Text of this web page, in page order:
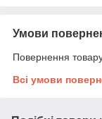
Умови
Повернення
Всі умови